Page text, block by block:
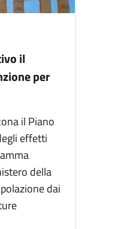
il
per
il Piano
effetti
della
dai